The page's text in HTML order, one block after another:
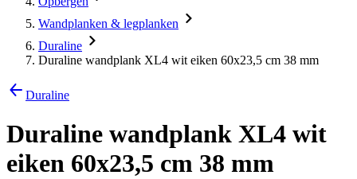
Wandplanken & legplanken
Duraline
Duraline wandplank XL4 wit eiken 60x23,5 cm 38 mm
Duraline
Duraline wandplank XL4 wit
eiken 60x23,5 cm 38 mm